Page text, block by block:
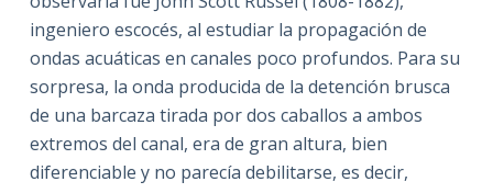
ingeniero escocés, al estudiar la propagación de
ondas acuáticas en canales poco profundos. Para su
sorpresa, la onda producida de la detención brusca
de una barcaza tirada por dos caballos a ambos
extremos del canal, era de gran altura, bien
diferenciable y no parecía debilitarse, es decir,